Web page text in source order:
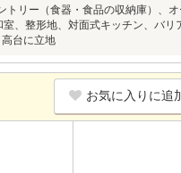
リー（食器・食品の収納庫）、オ
、整形地、対面式キッチン、バリ
台に立地
お気に入りに追